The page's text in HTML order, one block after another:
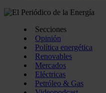
Secciones
Opinión
Política energética
Renovables
Mercados
Eléctricas
Petróleo & Gas